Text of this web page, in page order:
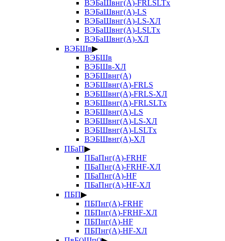
ВЭБаШвнг(А)-FRLSLTx
ВЭБаШвнг(А)-LS
ВЭБаШвнг(А)-LS-ХЛ
ВЭБаШвнг(А)-LSLTx
ВЭБаШвнг(А)-ХЛ
ВЭБШв▶
ВЭБШв
ВЭБШв-ХЛ
ВЭБШвнг(А)
ВЭБШвнг(А)-FRLS
ВЭБШвнг(А)-FRLS-ХЛ
ВЭБШвнг(А)-FRLSLTx
ВЭБШвнг(А)-LS
ВЭБШвнг(А)-LS-ХЛ
ВЭБШвнг(А)-LSLTx
ВЭБШвнг(А)-ХЛ
ПБаП▶
ПБаПнг(А)-FRHF
ПБаПнг(А)-FRHF-ХЛ
ПБаПнг(А)-HF
ПБаПнг(А)-HF-ХЛ
ПБП▶
ПБПнг(А)-FRHF
ПБПнг(А)-FRHF-ХЛ
ПБПнг(А)-HF
ПБПнг(А)-HF-ХЛ